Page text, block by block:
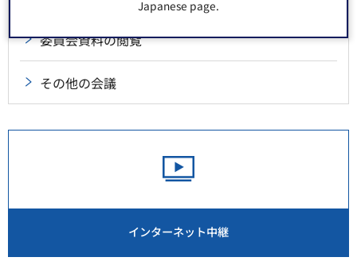
Japanese page.
委員会資料の閲覧
その他の会議
インターネット中継